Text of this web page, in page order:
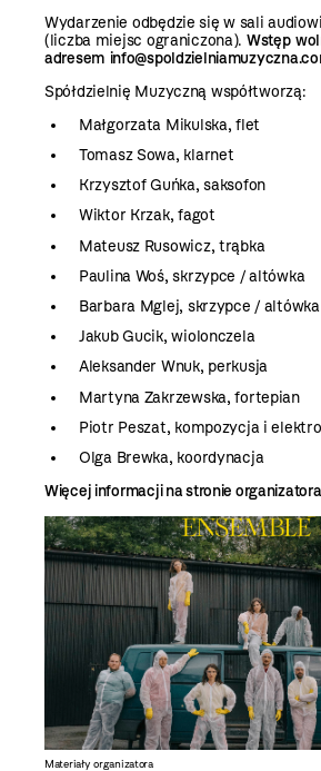
Wydarzenie odbędzie się w sali
(liczba miejsc ograniczona). Wstęp
adresem
Spółdzielnię Muzyczną współtworzą:
Małgorzata Mikulska, flet
Tomasz Sowa, klarnet
Krzysztof Guńka, saksofon
Wiktor Krzak, fagot
Mateusz Rusowicz, trąbka
Paulina Woś, skrzypce / altówka
Barbara Mglej, skrzypce / altówka
Jakub Gucik, wiolonczela
Aleksander Wnuk, perkusja
Martyna Zakrzewska, fortepian
Piotr Peszat, kompozycja i
Olga Brewka, koordynacja
Więcej informacjina stronie
Materiały organizatora